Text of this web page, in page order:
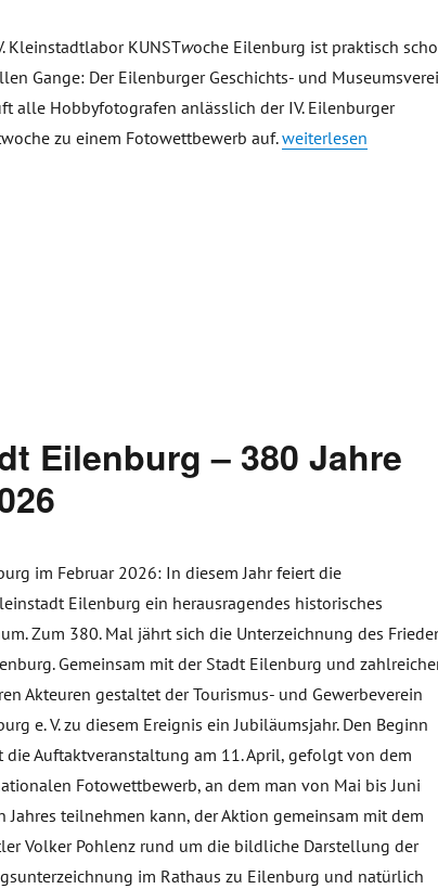
Kleinstadtlabor KUNSTwoche Eilenburg ist praktisch
Gange: Der Eilenburger Geschichts- und
alle Hobbyfotografen anlässlich der IV. Eilenburger
zu einem Fotowettbewerb auf.„Fotowettbewerb
weiterlesen
Eilenburg – 380 Jahre
im Februar 2026: In diesem Jahr feiert die
Eilenburg ein herausragendes historisches
Zum 380. Mal jährt sich die Unterzeichnung des
Gemeinsam mit der Stadt Eilenburg und
Akteuren gestaltet der Tourismus- und Gewerbeverein
e. V. zu diesem Ereignis ein Jubiläumsjahr. Den Beginn
die Auftaktveranstaltung am 11. April, gefolgt von dem
Fotowettbewerb, an dem man von Mai bis Juni
Jahres teilnehmen kann, der Aktion gemeinsam mit dem
Volker Pohlenz rund um die bildliche Darstellung der
im Rathaus zu Eilenburg und natürlich